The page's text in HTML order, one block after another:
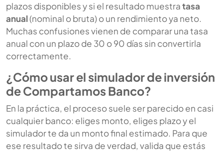
plazos disponibles y si el resultado muestratasa
anual(nominal o bruta) o un rendimiento ya neto.
Muchas confusiones vienen de comparar una tasa
anual con un plazo de 30 o 90 días sin convertirla
correctamente.
¿Cómo usar el simulador de inversión
de Compartamos Banco?
En la práctica, el proceso suele ser parecido en casi
cualquier banco: eliges monto, eliges plazo y el
simulador te da un monto final estimado. Para que
ese resultado te sirva de verdad, valida que estás